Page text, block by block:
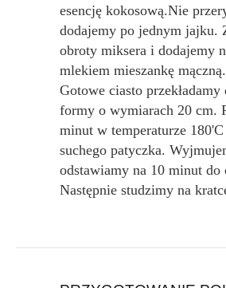
esencję kokosową.Nie
dodajemy po jednym jajku.
obroty miksera i dodajemy
mlekiem mieszankę mączną.
Gotowe ciasto przekładamy
formy o wymiarach 20 cm.
minut w temperaturze
suchego patyczka.
odstawiamy na 10 minut do
Następnie studzimy na